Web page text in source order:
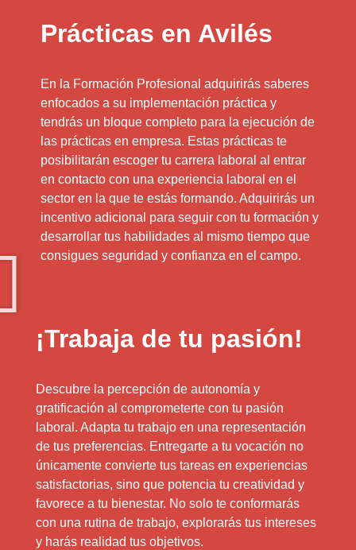
Prácticas en Avilés
En la Formación Profesional adquirirás saberes
enfocados a su implementación práctica y
tendrás un bloque completo para la ejecución de
las prácticas en empresa. Estas prácticas te
posibilitarán escoger tu carrera laboral al entrar
en contacto con una experiencia laboral en el
sector en la que te estás formando. Adquirirás un
incentivo adicional para seguir con tu formación y
desarrollar tus habilidades al mismo tiempo que
consigues seguridad y confianza en el campo.
¡Trabaja de tu pasión!
Descubre la percepción de autonomía y
gratificación al comprometerte con tu pasión
laboral. Adapta tu trabajo en una representación
de tus preferencias. Entregarte a tu vocación no
únicamente convierte tus tareas en experiencias
satisfactorias, sino que potencia tu creatividad y
favorece a tu bienestar. No solo te conformarás
con una rutina de trabajo, explorarás tus intereses
y harás realidad tus objetivos.